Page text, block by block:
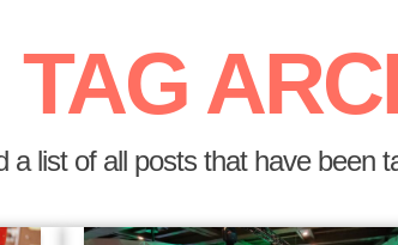
TAG
a list of all posts that have been